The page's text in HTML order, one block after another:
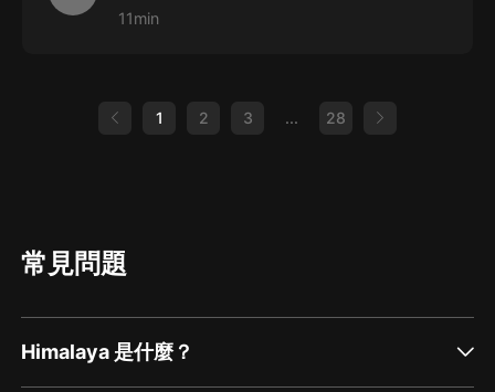
11min
1 2 3 ... 28
常見問題
Himalaya 是什麼？